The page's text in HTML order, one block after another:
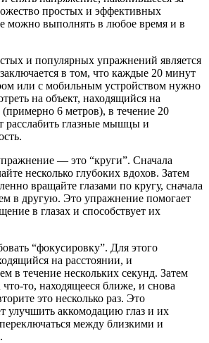
простых и эффективных
можно выполнять в любое время и в
и популярных упражнений является
в том, что каждые 20 минут
или с мобильным устройством нужно
на объект, находящийся на
6 метров), в течение 20
расслабить глазные мышцы и
— это “круги”. Сначала
несколько глубоких вдохов. Затем
вращайте глазами по кругу, сначала
в другую. Это упражнение помогает
в глазах и способствует их
“фокусировку”. Для этого
на расстоянии, и
в течение нескольких секунд. Затем
что-то, находящееся ближе, и снова
это несколько раз. Это
улучшить аккомодацию глаз и их
между близкими и